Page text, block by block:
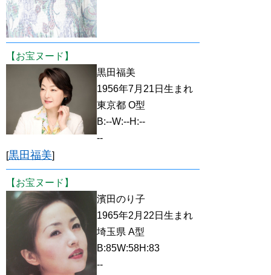
【お宝ヌード】
黒田福美
1956年7月21日生まれ
東京都 O型
B:--W:--H:--
--
[黒田福美]
【お宝ヌード】
濱田のり子
1965年2月22日生まれ
埼玉県 A型
B:85W:58H:83
--